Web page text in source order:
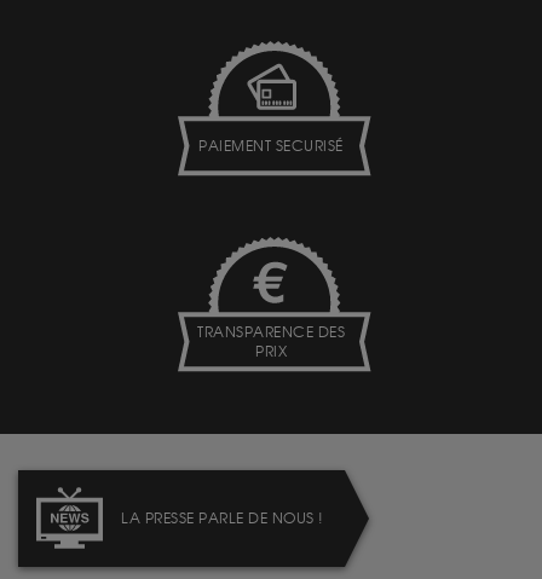
PAIEMENT SECURISÉ
TRANSPARENCE DES
PRIX
LA PRESSE PARLE DE NOUS !